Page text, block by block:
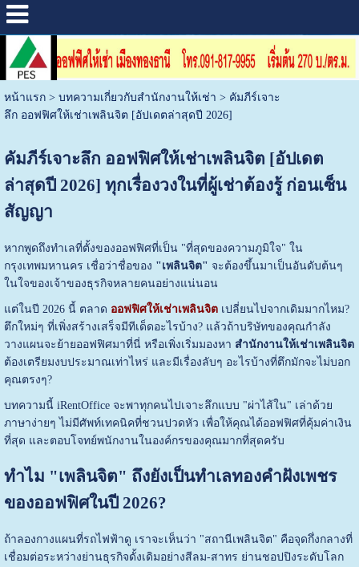
หน้าแรก> บทความเกี่ยวกับสำนักงานให้เช่า > คัมภีร์เจาะ
ลึก ออฟฟิศให้เช่าเพลินจิต [อัปเดตล่าสุดปี 2026]
คัมภีร์เจาะลึก ออฟฟิศให้เช่าเพลินจิต [อัปเดต
ล่าสุดปี 2026] ทุกเรื่องวงในที่ผู้เช่าต้องรู้ ก่อนเซ็น
สัญญา
หากพูดถึงทำเลที่ตั้งของออฟฟิศที่เป็น "ที่สุดของความภูมิใจ" ใน
กรุงเทพมหานคร เชื่อว่าชื่อของ "เพลินจิต" จะต้องขึ้นมาเป็นอันดับต้นๆ
ในใจของเจ้าของธุรกิจหลายคนอย่างแน่นอน
แต่ในปี 2026 นี้ ตลาด ออฟฟิศให้เช่าเพลินจิตเปลี่ยนไปจากเดิมมากไหม?
ตึกใหม่ๆ ที่เพิ่งสร้างเสร็จมีทีเด็ดอะไรบ้าง? แล้วถ้าบริษัทของคุณกำลัง
วางแผนจะย้ายออฟฟิศมาที่นี่ หรือเพิ่งเริ่มมองหา สำนักงานให้เช่าเพลินจิต
ต้องเตรียมงบประมาณเท่าไหร่ และมีเรื่องลับๆ อะไรบ้างที่ตึกมักจะไม่บอก
คุณตรงๆ?
บทความนี้ iRentOffice จะพาทุกคนไปเจาะลึกแบบ "ผ่าไส้ใน" เล่าด้วย
ภาษาง่ายๆ ไม่มีศัพท์เทคนิคที่ชวนปวดหัว เพื่อให้คุณได้ออฟฟิศที่คุ้มค่าเงิน
ที่สุด และตอบโจทย์พนักงานในองค์กรของคุณมากที่สุดครับ
ทำไม "เพลินจิต" ถึงยังเป็นทำเลทองคำฝังเพชร
ของออฟฟิศในปี 2026?
ถ้าลองกางแผนที่รถไฟฟ้าดู เราจะเห็นว่า "สถานีเพลินจิต" คือจุดกึ่งกลางที่
เชื่อมต่อระหว่างย่านธุรกิจดั้งเดิมอย่างสีลม-สาทร ย่านชอปปิงระดับโลก